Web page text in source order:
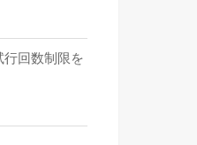
回数制限を